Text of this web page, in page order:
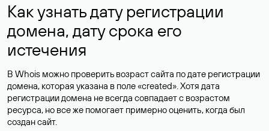
Как узнать дату регистрации
домена, дату срока его
истечения
В Whois можно проверить возраст сайта по дате регистрации
домена, которая указана в поле «created». Хотя дата
регистрации домена не всегда совпадает с возрастом
ресурса, но все же помогает примерно оценить, когда был
создан сайт.